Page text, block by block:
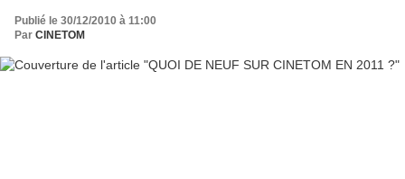
Publié le 30/12/2010 à 11:00
Par CINETOM